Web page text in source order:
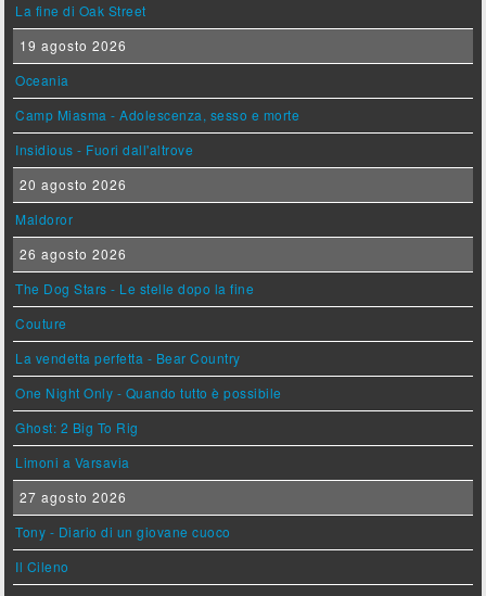
La fine di Oak Street
19 agosto 2026
Oceania
Camp Miasma - Adolescenza, sesso e morte
Insidious - Fuori dall'altrove
20 agosto 2026
Maldoror
26 agosto 2026
The Dog Stars - Le stelle dopo la fine
Couture
La vendetta perfetta - Bear Country
One Night Only - Quando tutto è possibile
Ghost: 2 Big To Rig
Limoni a Varsavia
27 agosto 2026
Tony - Diario di un giovane cuoco
Il Cileno